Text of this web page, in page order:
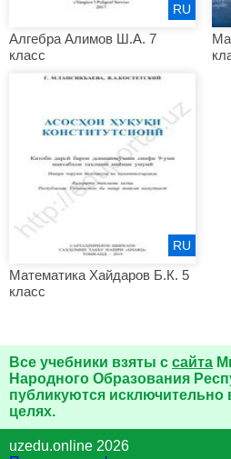
Алгебра Алимов Ш.А. 7
класс
RU
Математика Хайдаров Б.К. 5
класс
RU
Все учебники взяты с сайта
Народного Образования
публикуются исключительно
целях.
uzedu.online 2026